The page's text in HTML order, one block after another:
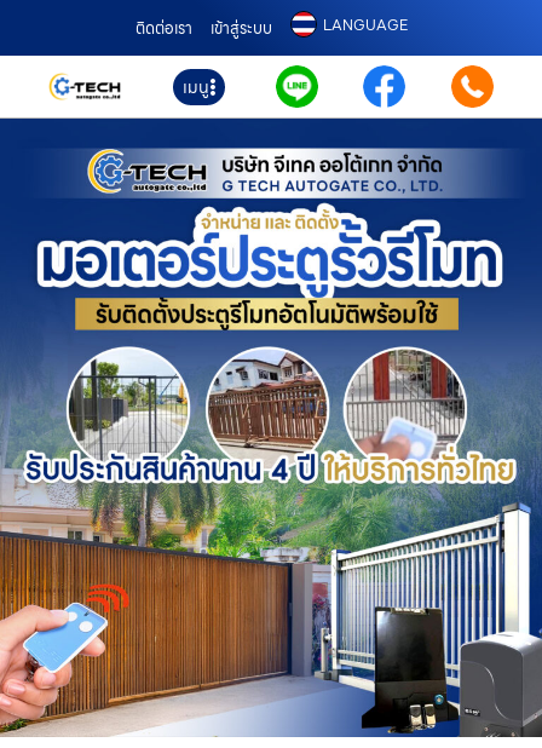
ติดต่อเรา เข้าสู่ระบบ LANGUAGE
เมนู